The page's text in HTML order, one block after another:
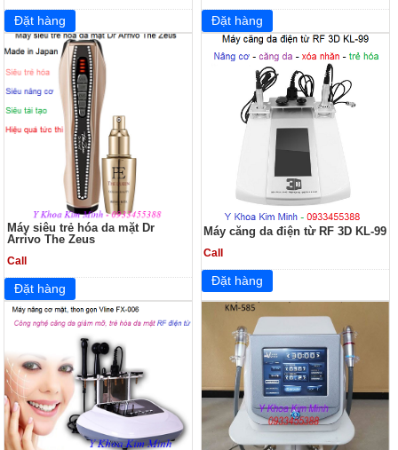
Máy siêu trẻ hóa da mặt Dr
Arrivo The Zeus
Call
Máy căng da điện từ RF 3D KL-99
Call